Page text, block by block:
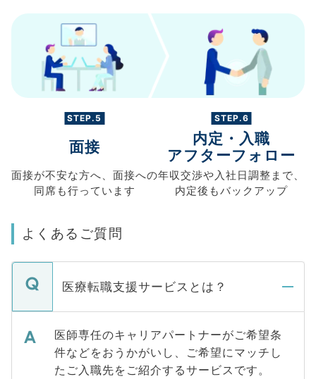
STEP.5
面接
面接が不安な方へ、 面接への
同席も行っています
STEP.6
内定・入職
アフターフォロー
年収交渉や入社日調整まで、
内定後もバックアップ
よくあるご質問
医療転職支援サービスとは？
医師専任のキャリアパートナーがご希望条
件などをおうかがいし、ご希望にマッチし
たご入職先をご紹介するサービスです。